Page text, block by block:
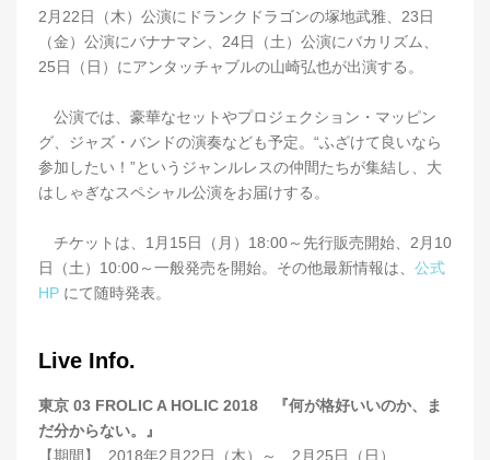
2月22日（木）公演にドランクドラゴンの塚地武雅、23日
（金）公演にバナナマン、24日（土）公演にバカリズム、
25日（日）にアンタッチャブルの山崎弘也が出演する。
公演では、豪華なセットやプロジェクション・マッピン
グ、ジャズ・バンドの演奏なども予定。“ふざけて良いなら
参加したい！”というジャンルレスの仲間たちが集結し、大
はしゃぎなスペシャル公演をお届けする。
チケットは、1月15日（月）18:00～先行販売開始、2月10
日（土）10:00～一般発売を開始。その他最新情報は、 公式
HP にて随時発表。
Live Info.
東京 03 FROLIC A HOLIC 2018 『何が格好いいのか、ま
だ分からない。』
【期間】 2018年2月22日（木）～ 2月25日（日）